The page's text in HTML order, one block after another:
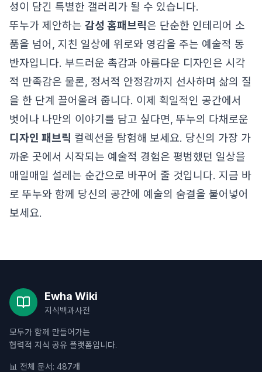
성이 담긴 특별한 갤러리가 될 수 있습니다.
뚜누가 제안하는 감성 홈패브릭은 단순한 인테리어 소
품을 넘어, 지친 일상에 위로와 영감을 주는 예술적 동
반자입니다. 부드러운 촉감과 아름다운 디자인은 시각
적 만족감은 물론, 정서적 안정감까지 선사하며 삶의 질
을 한 단계 끌어올려 줍니다. 이제 획일적인 공간에서
벗어나 나만의 이야기를 담고 싶다면, 뚜누의 다채로운
디자인 패브릭 컬렉션을 탐험해 보세요. 당신의 가장 가
까운 곳에서 시작되는 예술적 경험은 평범했던 일상을
매일매일 설레는 순간으로 바꾸어 줄 것입니다. 지금 바
로 뚜누와 함께 당신의 공간에 예술의 숨결을 불어넣어
보세요.
Ewha Wiki
지식백과사전
모두가 함께 만들어가는
협력적 지식 공유 플랫폼입니다.
📊 전체 문서: 487개